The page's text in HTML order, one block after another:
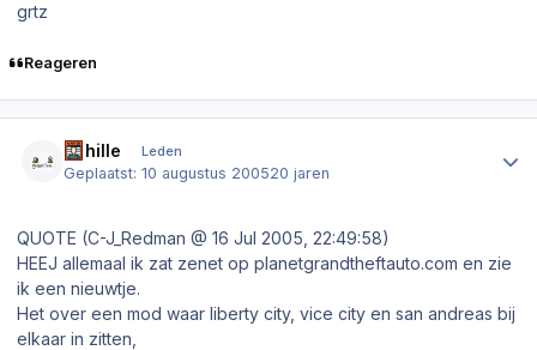
grtz
Reageren
Achille Leden
Geplaatst:10 augustus 200520 jaren
QUOTE (C-J_Redman @ 16 Jul 2005, 22:49:58)
HEEJ allemaal ik zat zenet op planetgrandtheftauto.com en zie
ik een nieuwtje.
Het over een mod waar liberty city, vice city en san andreas bij
elkaar in zitten,